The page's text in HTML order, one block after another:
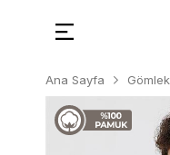
Ana Sayfa Gömlek